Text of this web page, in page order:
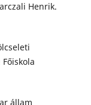
Henrik.
állam